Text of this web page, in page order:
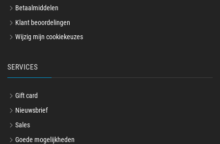
Betaalmiddelen
Klant beoordelingen
Wijzig mijn cookiekeuzes
SERVICES
Gift card
Nieuwsbrief
Sales
Goede mogelijkheden